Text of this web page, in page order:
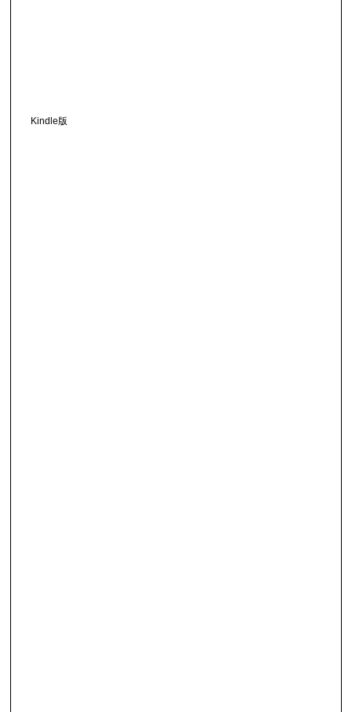
Kindle版